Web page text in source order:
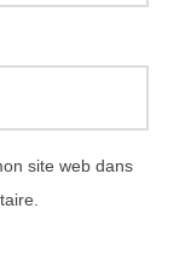
site web dans